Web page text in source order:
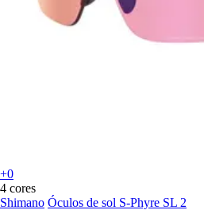
+0
4 cores
Shimano Óculos de sol S-Phyre SL 2